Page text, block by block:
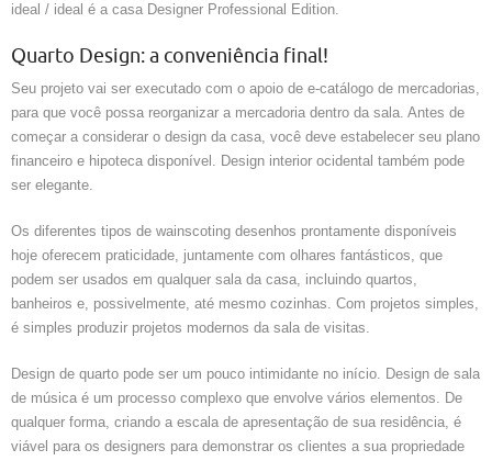
ideal / ideal é a casa Designer Professional Edition.
Quarto Design: a conveniência final!
Seu projeto vai ser executado com o apoio de e-catálogo de mercadorias,
para que você possa reorganizar a mercadoria dentro da sala. Antes de
começar a considerar o design da casa, você deve estabelecer seu plano
financeiro e hipoteca disponível. Design interior ocidental também pode
ser elegante.
Os diferentes tipos de wainscoting desenhos prontamente disponíveis
hoje oferecem praticidade, juntamente com olhares fantásticos, que
podem ser usados ​​em qualquer sala da casa, incluindo quartos,
banheiros e, possivelmente, até mesmo cozinhas. Com projetos simples,
é simples produzir projetos modernos da sala de visitas.
Design de quarto pode ser um pouco intimidante no início. Design de sala
de música é um processo complexo que envolve vários elementos. De
qualquer forma, criando a escala de apresentação de sua residência, é
viável para os designers para demonstrar os clientes a sua propriedade